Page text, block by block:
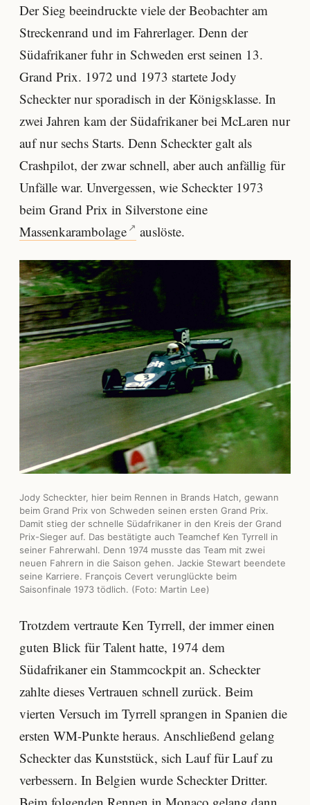
Der Sieg beeindruckte viele der Beobachter am
Streckenrand und im Fahrerlager. Denn der
Südafrikaner fuhr in Schweden erst seinen 13.
Grand Prix. 1972 und 1973 startete Jody
Scheckter nur sporadisch in der Königsklasse. In
zwei Jahren kam der Südafrikaner bei McLaren nur
auf nur sechs Starts. Denn Scheckter galt als
Crashpilot, der zwar schnell, aber auch anfällig für
Unfälle war. Unvergessen, wie Scheckter 1973
beim Grand Prix in Silverstone eine
Massenkarambolage
auslöste.
Jody Scheckter, hier beim Rennen in Brands Hatch, gewann
beim Grand Prix von Schweden seinen ersten Grand Prix.
Damit stieg der schnelle Südafrikaner in den Kreis der Grand
Prix-Sieger auf. Das bestätigte auch Teamchef Ken Tyrrell in
seiner Fahrerwahl. Denn 1974 musste das Team mit zwei
neuen Fahrern in die Saison gehen. Jackie Stewart beendete
seine Karriere. François Cevert verunglückte beim
Saisonfinale 1973 tödlich. (Foto: Martin Lee)
Trotzdem vertraute Ken Tyrrell, der immer einen
guten Blick für Talent hatte, 1974 dem
Südafrikaner ein Stammcockpit an. Scheckter
zahlte dieses Vertrauen schnell zurück. Beim
vierten Versuch im Tyrrell sprangen in Spanien die
ersten WM-Punkte heraus. Anschließend gelang
Scheckter das Kunststück, sich Lauf für Lauf zu
verbessern. In Belgien wurde Scheckter Dritter.